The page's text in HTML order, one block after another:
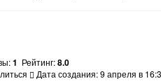
1 Рейтинг:8.0
Дата создания: 9 апреля в